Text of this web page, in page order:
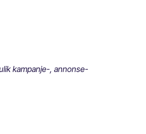
kampanje-, annonse-